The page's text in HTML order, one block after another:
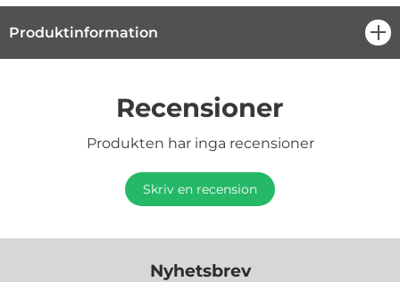
Produktinformation
Recensioner
Produkten har inga recensioner
Skriv en recension
Nyhetsbrev